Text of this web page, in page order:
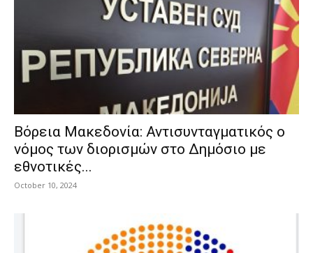
Βόρεια Μακεδονία: Αντισυνταγματικός ο
νόμος των διορισμών στο Δημόσιο με
εθνοτικές...
October 10, 2024